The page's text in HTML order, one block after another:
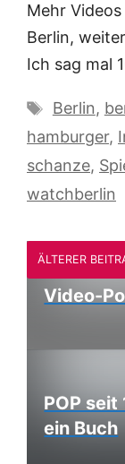
Mehr
Berlin,
Ich sag mal
Berlin,
hamburger,
schanze,
watchberlin
ÄLTERER
Video-
POP
ein Buch